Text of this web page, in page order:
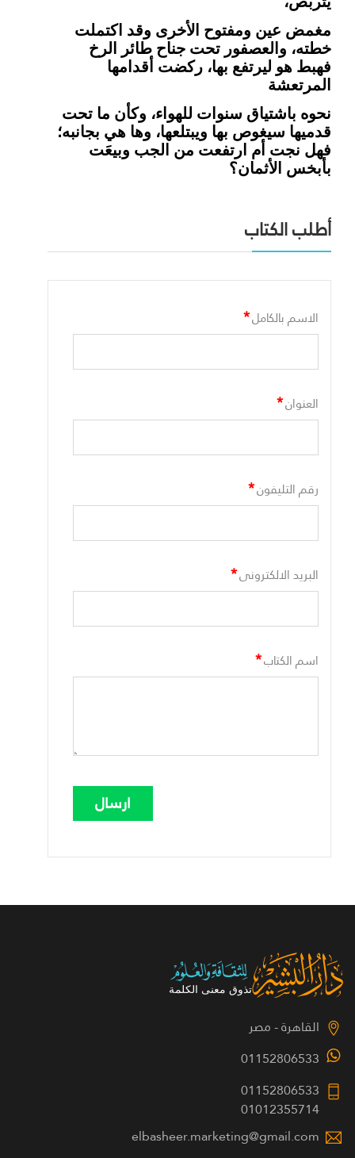
مغمض عين ومفتوح الأخرى وقد اكتملت
خطته، والعصفور تحت جناح طائر الرخ
فهبط هو ليرتفع بها، ركضت أقدامها
المرتعشة
نحوه باشتياق سنوات للهواء، وكأن ما تحت
قدميها سيغوص بها ويبتلعها، وها هي بجانبه؛
فهل نجت أم ارتفعت من الجب وبيعَت
بأبخس الأثمان؟
أطلب الكتاب
الاسم بالكامل*
العنوان*
رقم التليفون*
البريد الالكترونى*
اسم الكتاب*
القاهرة - مصر
01152806533
01152806533
01012355714
elbasheer.marketing@gmail.com